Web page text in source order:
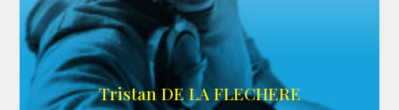
IMDB
Tristan DE LA FLECHERE